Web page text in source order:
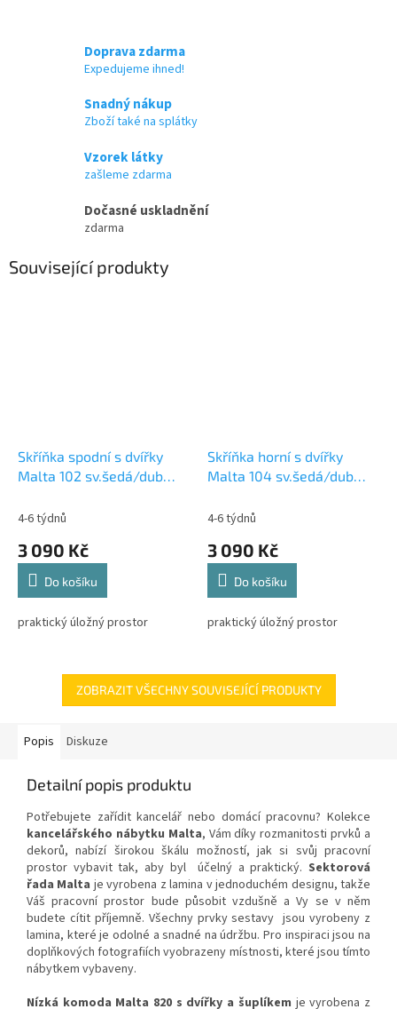
Doprava zdarma
Expedujeme ihned!
Snadný nákup
Zboží také na splátky
Vzorek látky
zašleme zdarma
Dočasné uskladnění
zdarma
Související produkty
Skříňka spodní s dvířky
Malta 102 sv.šedá/dub
4-6 týdnů
3 090 Kč
Do košíku
praktický úložný prostor
Skříňka horní s dvířky
Malta 104 sv.šedá/dub
4-6 týdnů
3 090 Kč
Do košíku
praktický úložný prostor
ZOBRAZIT VŠECHNY SOUVISEJÍCÍ PRODUKTY
Popis Diskuze
Detailní popis produktu
Potřebujete zařídit kancelář nebo domácí pracovnu? Kolekce
kancelářského nábytku Malta, Vám díky rozmanitosti prvků a
dekorů, nabízí širokou škálu možností, jak si svůj pracovní
prostor vybavit tak, aby byl účelný a praktický. Sektorová
řada Malta je vyrobena z lamina v jednoduchém designu, takže
Váš pracovní prostor bude působit vzdušně a Vy se v něm
budete cítit příjemně. Všechny prvky sestavy jsou vyrobeny z
lamina, které je odolné a snadné na údržbu. Pro inspiraci jsou na
doplňkových fotografiích vyobrazeny místnosti, které jsou tímto
nábytkem vybaveny.
Nízká komoda Malta 820 s dvířky a šuplíkem je vyrobena z